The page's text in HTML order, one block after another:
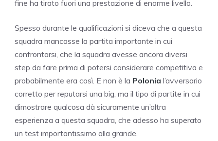
fine ha tirato fuori una prestazione di enorme livello.
Spesso durante le qualificazioni si diceva che a questa
squadra mancasse la partita importante in cui
confrontarsi, che la squadra avesse ancora diversi
step da fare prima di potersi considerare competitiva e
probabilmente era così. E non è la Polonia l’avversario
corretto per reputarsi una big, ma il tipo di partite in cui
dimostrare qualcosa dà sicuramente un’altra
esperienza a questa squadra, che adesso ha superato
un test importantissimo alla grande.